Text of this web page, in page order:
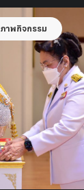
ภาพกิจกรรม